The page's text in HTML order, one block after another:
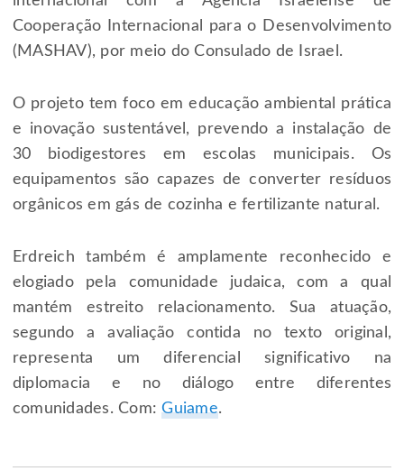
Cooperação Internacional para o Desenvolvimento
(MASHAV), por meio do Consulado de Israel.
O projeto tem foco em educação ambiental prática
e inovação sustentável, prevendo a instalação de
30 biodigestores em escolas municipais. Os
equipamentos são capazes de converter resíduos
orgânicos em gás de cozinha e fertilizante natural.
Erdreich também é amplamente reconhecido e
elogiado pela comunidade judaica, com a qual
mantém estreito relacionamento. Sua atuação,
segundo a avaliação contida no texto original,
representa um diferencial significativo na
diplomacia e no diálogo entre diferentes
comunidades. Com:Guiame.